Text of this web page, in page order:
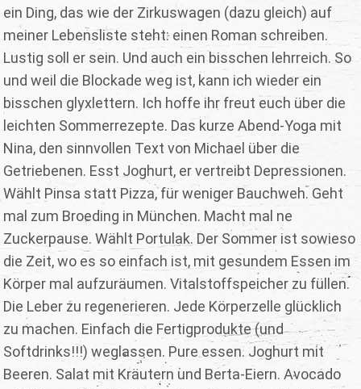
ein Ding, das wie der Zirkuswagen (dazu gleich) auf
meiner Lebensliste steht: einen Roman schreiben.
Lustig soll er sein. Und auch ein bisschen lehrreich. So
und weil die Blockade weg ist, kann ich wieder ein
bisschen glyxlettern. Ich hoffe ihr freut euch über die
leichten Sommerrezepte. Das kurze Abend-Yoga mit
Nina, den sinnvollen Text von Michael über die
Getriebenen. Esst Joghurt, er vertreibt Depressionen.
Wählt Pinsa statt Pizza, für weniger Bauchweh. Geht
mal zum Broeding in München. Macht mal ne
Zuckerpause. Wählt Portulak. Der Sommer ist sowieso
die Zeit, wo es so einfach ist, mit gesundem Essen im
Körper mal aufzuräumen. Vitalstoffspeicher zu füllen.
Die Leber zu regenerieren. Jede Körperzelle glücklich
zu machen. Einfach die Fertigprodukte (und
Softdrinks!!!) weglassen. Pure essen. Joghurt mit
Beeren. Salat mit Kräutern und Berta-Eiern. Avocado